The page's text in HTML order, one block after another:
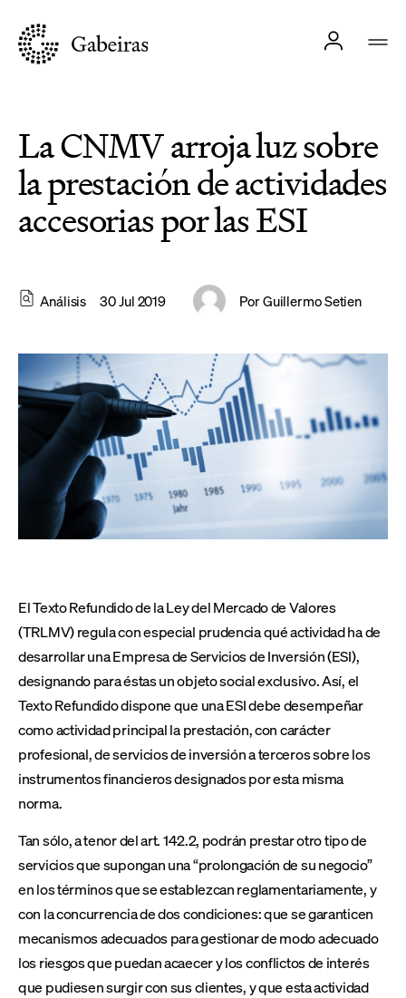
La CNMV arroja luz sobre
la prestación de actividades
accesorias por las ESI
Análisis 30 Jul 2019 PorGuillermo Setien
El Texto Refundido de la Ley del Mercado de Valores
(TRLMV) regula con especial prudencia qué actividad ha de
desarrollar una Empresa de Servicios de Inversión (ESI),
designando para éstas un objeto social exclusivo. Así, el
Texto Refundido dispone que una ESI debe desempeñar
como actividad principal la prestación, con carácter
profesional, de servicios de inversión a terceros sobre los
instrumentos financieros designados por esta misma
norma.
Tan sólo, a tenor del art. 142.2, podrán prestar otro tipo de
servicios que supongan una “prolongación de su negocio”
en los términos que se establezcan reglamentariamente, y
con la concurrencia de dos condiciones: que se garanticen
mecanismos adecuados para gestionar de modo adecuado
los riesgos que puedan acaecer y los conflictos de interés
que pudiesen surgir con sus clientes, y que esta actividad